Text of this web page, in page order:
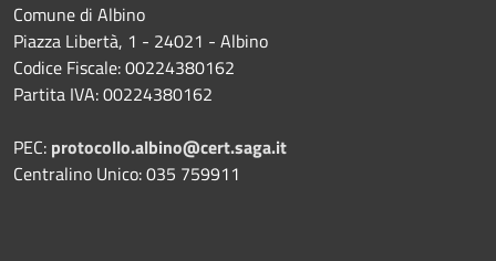
Comune di Albino
Piazza Libertà, 1 - 24021 - Albino
Codice Fiscale: 00224380162
Partita IVA: 00224380162
PEC: protocollo.albino@cert.saga.it
Centralino Unico: 035 759911